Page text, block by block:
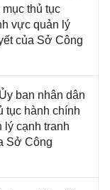
thủ tục
vực quản lý
của Sở Công
ban nhân dân
tục hành chính
lý cạnh tranh
Sở Công